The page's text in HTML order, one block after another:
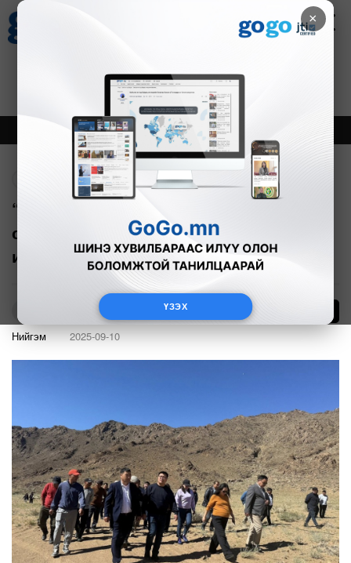
×
ҮЗЭХ
Зурхай
8.09
Онцлох Шинэ
“Халзан бүрэгтэй” ерөнхий хяналтын
сонсголд Ховдын Мянгад сумын 50
иргэн оролцох хүсэлт гаргажээ
О.Батхишиг
Нийгэм 2025-09-10